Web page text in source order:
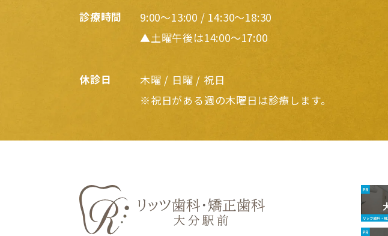
診療時間
9:00～13:00 / 14:30～18:30
▲土曜午後は14:00～17:00
休診日
木曜 / 日曜 / 祝日
※祝日がある週の木曜日は診療します。